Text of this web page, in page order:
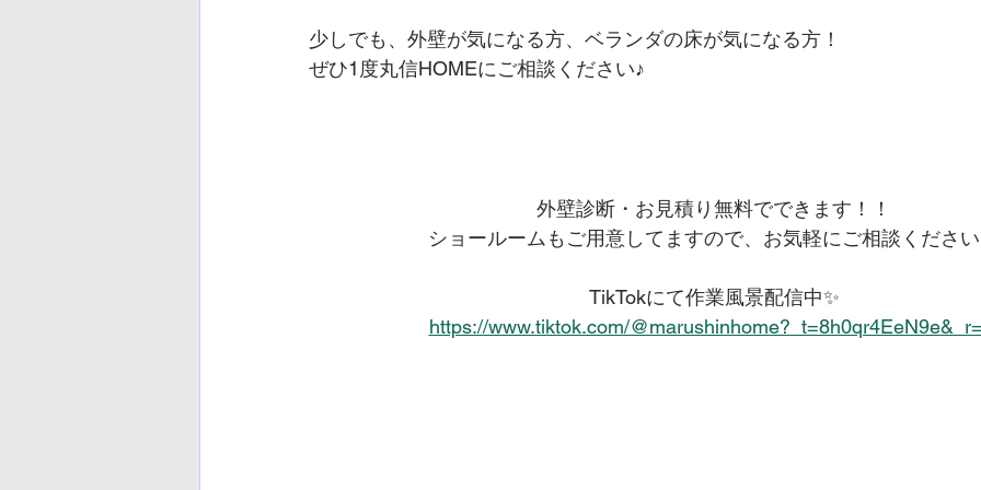
少しでも、外壁が気になる方、ベランダの床が気になる方！
ぜひ1度丸信HOMEにご相談ください♪
外壁診断・お見積り無料でできます！！
ショールームもご用意してますので、お気軽にご相談くださ
TikTokにて作業風景配信中✨
https://www.tiktok.com/